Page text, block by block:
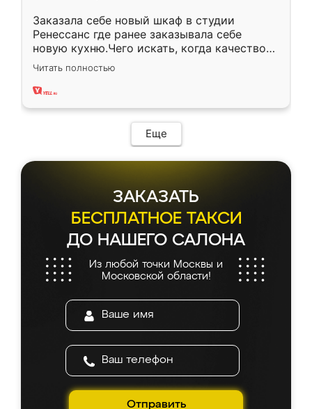
Заказала себе новый шкаф в студии
Ренессанс где ранее заказывала себе
новую кухню.Чего искать, когда качеством
вполне довольна. Служит кухня уже почти
два года, нареканий нет.
Читать полностью
Еще
ЗАКАЗАТЬ
БЕСПЛАТНОЕ ТАКСИ
ДО НАШЕГО САЛОНА
Из любой точки Москвы и
Московской области!
Отправить